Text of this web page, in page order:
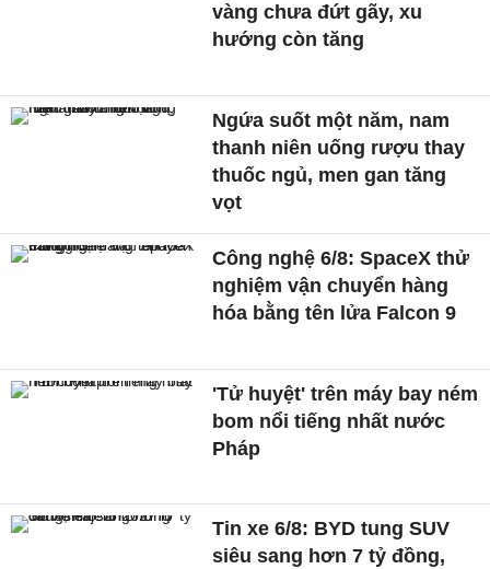
vàng chưa đứt gãy, xu
hướng còn tăng
Ngứa suốt một năm, nam
thanh niên uống rượu thay
thuốc ngủ, men gan tăng
vọt
Công nghệ 6/8: SpaceX thử
nghiệm vận chuyển hàng
hóa bằng tên lửa Falcon 9
'Tử huyệt' trên máy bay ném
bom nổi tiếng nhất nước
Pháp
Tin xe 6/8: BYD tung SUV
siêu sang hơn 7 tỷ đồng,